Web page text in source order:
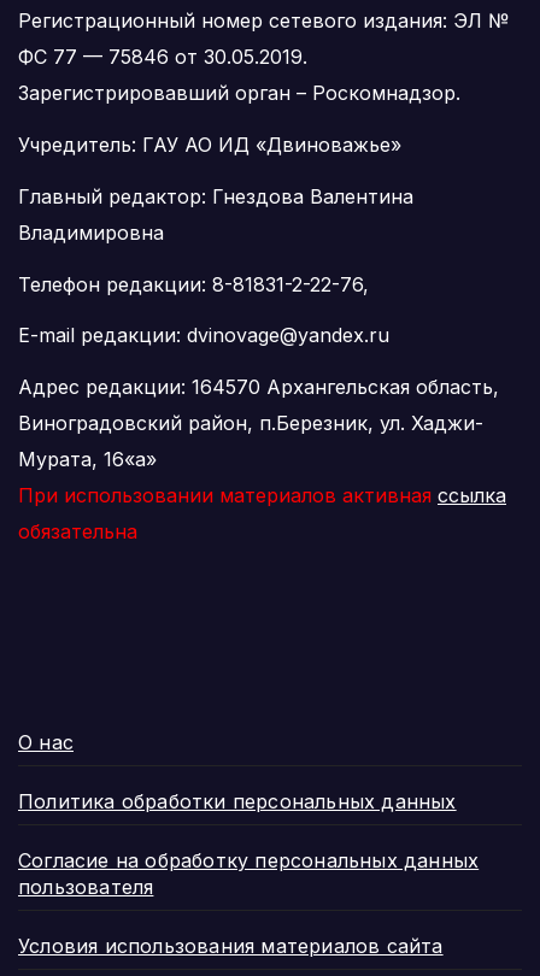
Регистрационный номер сетевого издания: ЭЛ №
ФС 77 — 75846 от 30.05.2019.
Зарегистрировавший орган – Роскомнадзор.
Учредитель: ГАУ АО ИД «Двиноважье»
Главный редактор: Гнездова Валентина
Владимировна
Телефон редакции: 8-81831-2-22-76,
E-mail редакции: dvinovage@yandex.ru
Адрес редакции: 164570 Архангельская область,
Виноградовский район, п.Березник, ул. Хаджи-
Мурата, 16«а»
При использовании материалов активная ссылка
обязательна
О нас
Политика обработки персональных данных
Согласие на обработку персональных данных
пользователя
Условия использования материалов сайта